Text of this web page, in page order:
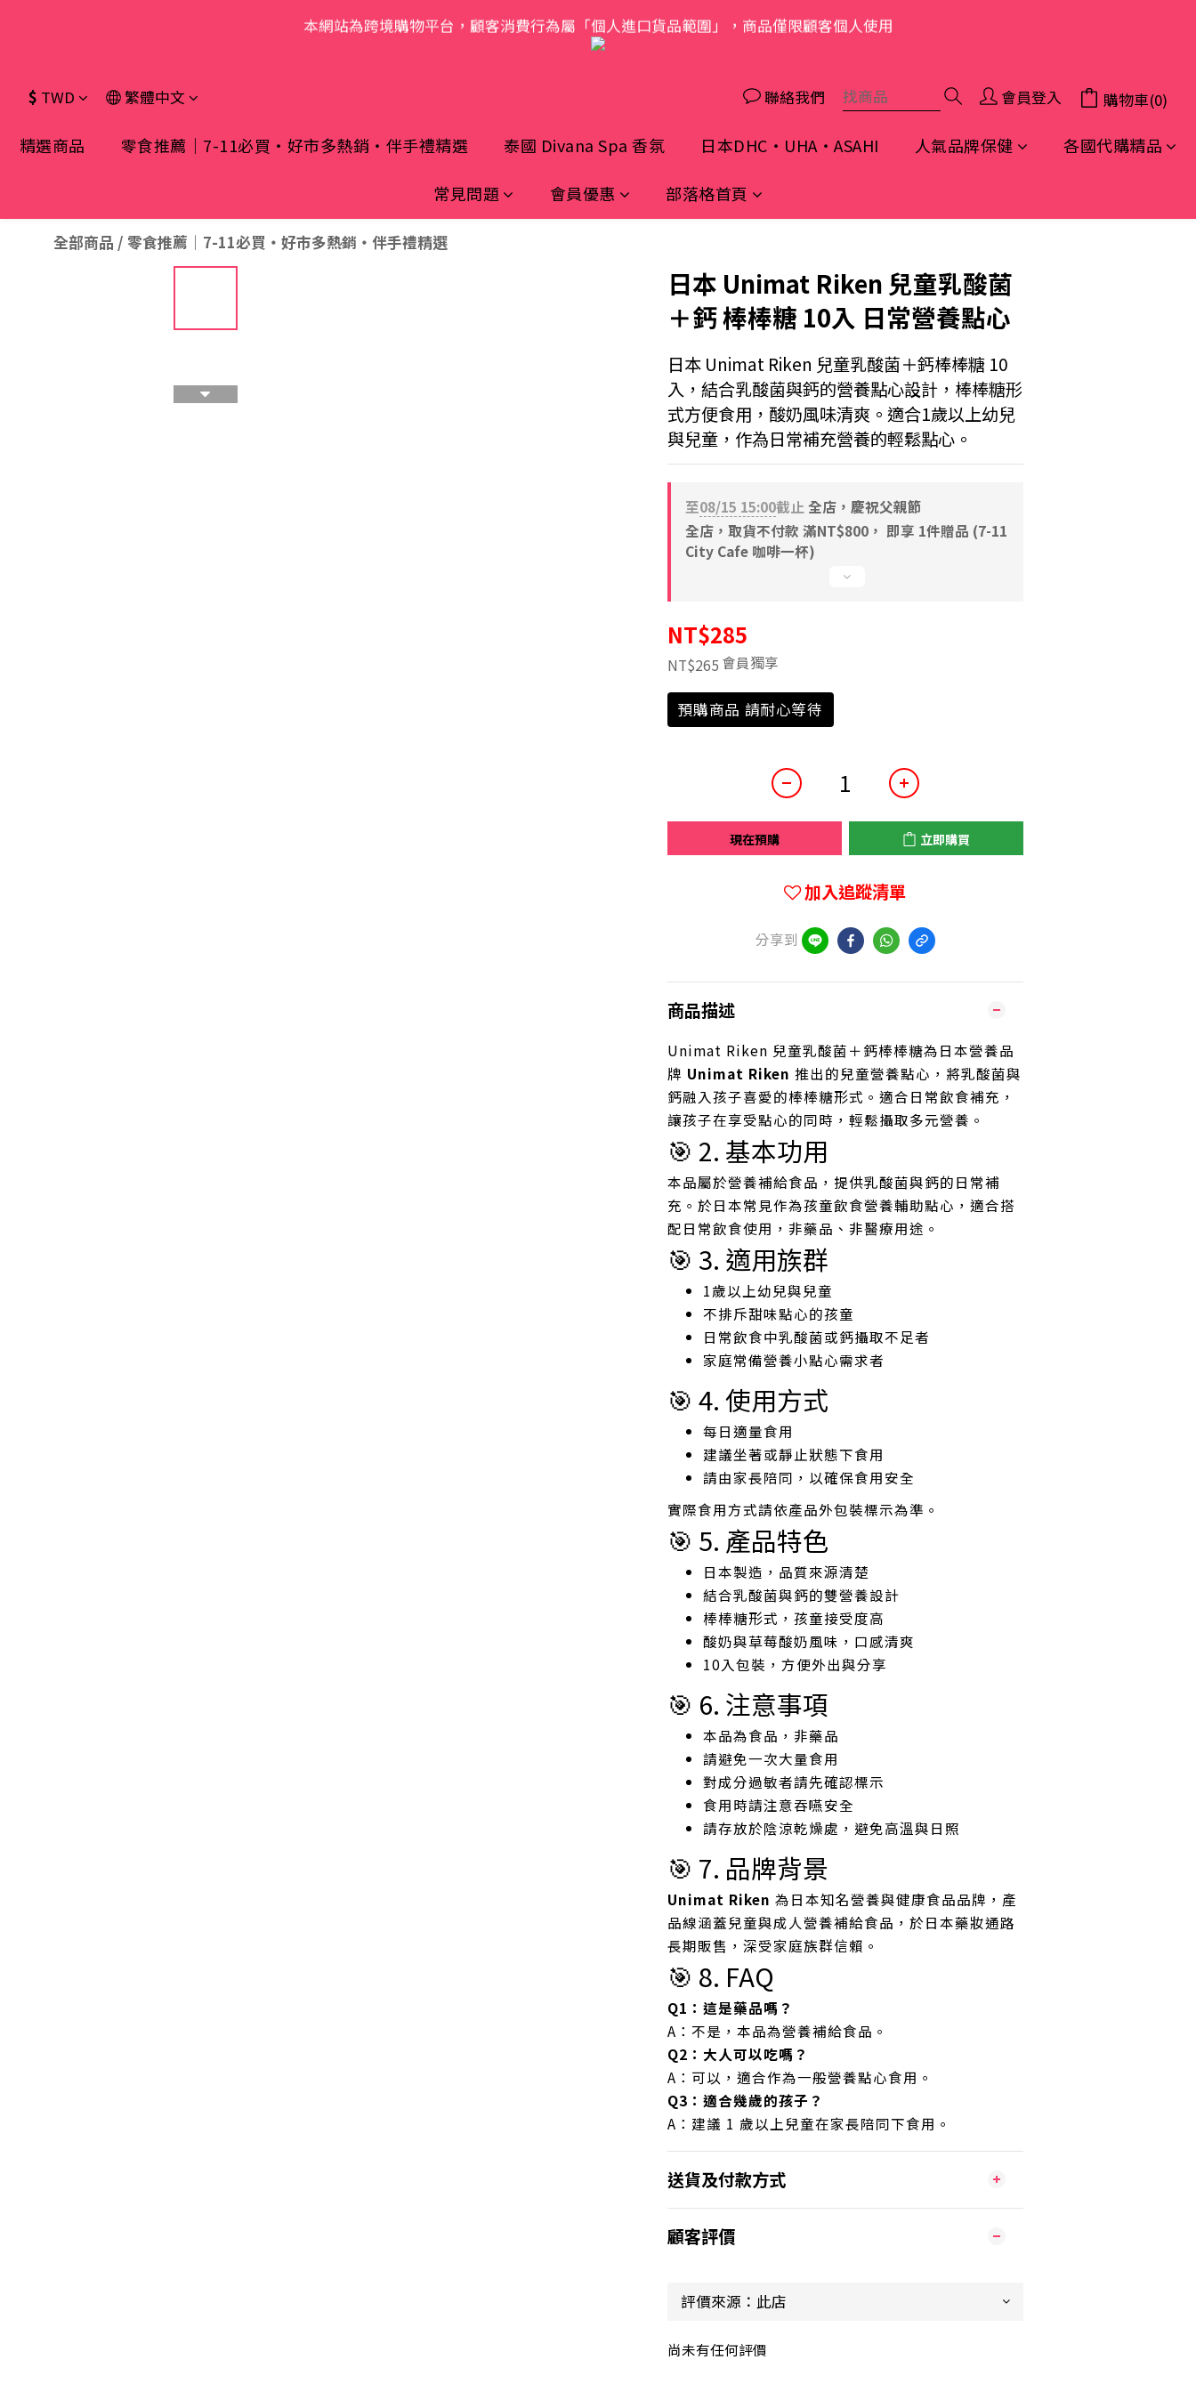
歡迎光臨 S.A.W
本網站為跨境購物平台，顧客消費行為屬「個人進口貨品範圍」，商品僅限顧客個人使用
歡迎光臨 S.A.W
$ TWD 繁體中文 聯絡我們 會員登入 購物車(0)
精選商品 零食推薦｜7-11必買・好市多熱銷・伴手禮精選 泰國 Divana Spa 香氛 日本DHC・UHA・ASAHI 人氣品牌保健 各國代購精品
常見問題 會員優惠 部落格首頁
全部商品 / 零食推薦｜7-11必買・好市多熱銷・伴手禮精選
日本 Unimat Riken 兒童乳酸菌
＋鈣 棒棒糖 10入 日常營養點心
日本 Unimat Riken 兒童乳酸菌＋鈣棒棒糖 10
入，結合乳酸菌與鈣的營養點心設計，棒棒糖形
式方便食用，酸奶風味清爽。適合1歲以上幼兒
與兒童，作為日常補充營養的輕鬆點心。
至08/15 15:00截止 全店，慶祝父親節
全店，取貨不付款 滿NT$800， 即享 1件贈品 (7-11
City Cafe 咖啡一杯)
NT$285
NT$265 會員獨享
預購商品 請耐心等待
現在預購 立即購買
加入追蹤清單
分享到
商品描述
Unimat Riken 兒童乳酸菌＋鈣棒棒糖為日本營養品
牌 Unimat Riken 推出的兒童營養點心，將乳酸菌與
鈣融入孩子喜愛的棒棒糖形式。適合日常飲食補充，
讓孩子在享受點心的同時，輕鬆攝取多元營養。
🎯 2. 基本功用
本品屬於營養補給食品，提供乳酸菌與鈣的日常補
充。於日本常見作為孩童飲食營養輔助點心，適合搭
配日常飲食使用，非藥品、非醫療用途。
🎯 3. 適用族群
1歲以上幼兒與兒童
不排斥甜味點心的孩童
日常飲食中乳酸菌或鈣攝取不足者
家庭常備營養小點心需求者
🎯 4. 使用方式
每日適量食用
建議坐著或靜止狀態下食用
請由家長陪同，以確保食用安全
實際食用方式請依產品外包裝標示為準。
🎯 5. 產品特色
日本製造，品質來源清楚
結合乳酸菌與鈣的雙營養設計
棒棒糖形式，孩童接受度高
酸奶與草莓酸奶風味，口感清爽
10入包裝，方便外出與分享
🎯 6. 注意事項
本品為食品，非藥品
請避免一次大量食用
對成分過敏者請先確認標示
食用時請注意吞嚥安全
請存放於陰涼乾燥處，避免高溫與日照
🎯 7. 品牌背景
Unimat Riken 為日本知名營養與健康食品品牌，產
品線涵蓋兒童與成人營養補給食品，於日本藥妝通路
長期販售，深受家庭族群信賴。
🎯 8. FAQ
Q1：這是藥品嗎？
A：不是，本品為營養補給食品。
Q2：大人可以吃嗎？
A：可以，適合作為一般營養點心食用。
Q3：適合幾歲的孩子？
A：建議 1 歲以上兒童在家長陪同下食用。
送貨及付款方式
顧客評價
尚未有任何評價